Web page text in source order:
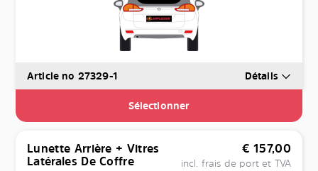
Article no 27329-1 Détails
Sélectionner
Lunette Arrière + Vitres
Latérales De Coffre
€ 157,00
incl. frais de port et TVA